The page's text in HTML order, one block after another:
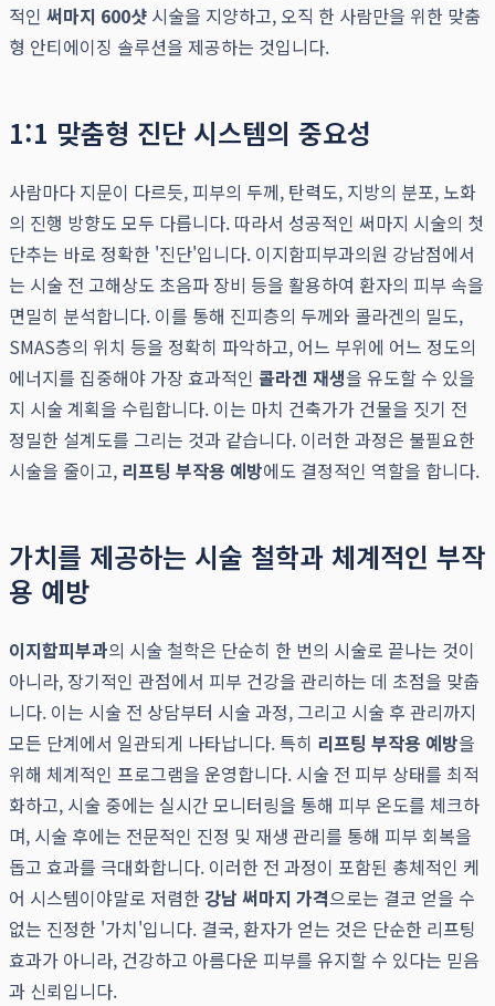
적인 써마지 600샷 시술을 지양하고, 오직 한 사람만을 위한 맞춤
형 안티에이징 솔루션을 제공하는 것입니다.
1:1 맞춤형 진단 시스템의 중요성
사람마다 지문이 다르듯, 피부의 두께, 탄력도, 지방의 분포, 노화
의 진행 방향도 모두 다릅니다. 따라서 성공적인 써마지 시술의 첫
단추는 바로 정확한 '진단'입니다. 이지함피부과의원 강남점에서
는 시술 전 고해상도 초음파 장비 등을 활용하여 환자의 피부 속을
면밀히 분석합니다. 이를 통해 진피층의 두께와 콜라겐의 밀도,
SMAS층의 위치 등을 정확히 파악하고, 어느 부위에 어느 정도의
에너지를 집중해야 가장 효과적인 콜라겐 재생을 유도할 수 있을
지 시술 계획을 수립합니다. 이는 마치 건축가가 건물을 짓기 전
정밀한 설계도를 그리는 것과 같습니다. 이러한 과정은 불필요한
시술을 줄이고, 리프팅 부작용 예방에도 결정적인 역할을 합니다.
가치를 제공하는 시술 철학과 체계적인 부작
용 예방
이지함피부과의 시술 철학은 단순히 한 번의 시술로 끝나는 것이
아니라, 장기적인 관점에서 피부 건강을 관리하는 데 초점을 맞춥
니다. 이는 시술 전 상담부터 시술 과정, 그리고 시술 후 관리까지
모든 단계에서 일관되게 나타납니다. 특히 리프팅 부작용 예방을
위해 체계적인 프로그램을 운영합니다. 시술 전 피부 상태를 최적
화하고, 시술 중에는 실시간 모니터링을 통해 피부 온도를 체크하
며, 시술 후에는 전문적인 진정 및 재생 관리를 통해 피부 회복을
돕고 효과를 극대화합니다. 이러한 전 과정이 포함된 총체적인 케
어 시스템이야말로 저렴한 강남 써마지 가격으로는 결코 얻을 수
없는 진정한 '가치'입니다. 결국, 환자가 얻는 것은 단순한 리프팅
효과가 아니라, 건강하고 아름다운 피부를 유지할 수 있다는 믿음
과 신뢰입니다.